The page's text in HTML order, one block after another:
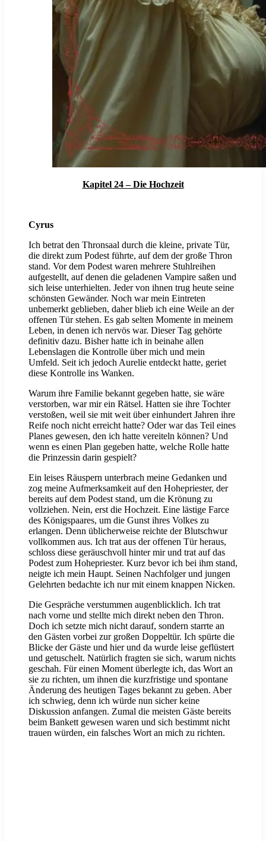
Kapitel 24 – Die Hochzeit
Cyrus
Ich betrat den Thronsaal durch die kleine, private Tür,
die direkt zum Podest führte, auf dem der große Thron
stand. Vor dem Podest waren mehrere Stuhlreihen
aufgestellt, auf denen die geladenen Vampire saßen und
sich leise unterhielten. Jeder von ihnen trug heute seine
schönsten Gewänder. Noch war mein Eintreten
unbemerkt geblieben, daher blieb ich eine Weile an der
offenen Tür stehen. Es gab selten Momente in meinem
Leben, in denen ich nervös war. Dieser Tag gehörte
definitiv dazu. Bisher hatte ich in beinahe allen
Lebenslagen die Kontrolle über mich und mein
Umfeld. Seit ich jedoch Aurelie entdeckt hatte, geriet
diese Kontrolle ins Wanken.
Warum ihre Familie bekannt gegeben hatte, sie wäre
verstorben, war mir ein Rätsel. Hatten sie ihre Tochter
verstoßen, weil sie mit weit über einhundert Jahren ihre
Reife noch nicht erreicht hatte? Oder war das Teil eines
Planes gewesen, den ich hatte vereiteln können? Und
wenn es einen Plan gegeben hatte, welche Rolle hatte
die Prinzessin darin gespielt?
Ein leises Räuspern unterbrach meine Gedanken und
zog meine Aufmerksamkeit auf den Hohepriester, der
bereits auf dem Podest stand, um die Krönung zu
vollziehen. Nein, erst die Hochzeit. Eine lästige Farce
des Königspaares, um die Gunst ihres Volkes zu
erlangen. Denn üblicherweise reichte der Blutschwur
vollkommen aus. Ich trat aus der offenen Tür heraus,
schloss diese geräuschvoll hinter mir und trat auf das
Podest zum Hohepriester. Kurz bevor ich bei ihm stand,
neigte ich mein Haupt. Seinen Nachfolger und jungen
Gelehrten bedachte ich nur mit einem knappen Nicken.
Die Gespräche verstummen augenblicklich. Ich trat
nach vorne und stellte mich direkt neben den Thron.
Doch ich setzte mich nicht darauf, sondern starrte an
den Gästen vorbei zur großen Doppeltür. Ich spürte die
Blicke der Gäste und hier und da wurde leise geflüstert
und getuschelt. Natürlich fragten sie sich, warum nichts
geschah. Für einen Moment überlegte ich, das Wort an
sie zu richten, um ihnen die kurzfristige und spontane
Änderung des heutigen Tages bekannt zu geben. Aber
ich schwieg, denn ich würde nun sicher keine
Diskussion anfangen. Zumal die meisten Gäste bereits
beim Bankett gewesen waren und sich bestimmt nicht
trauen würden, ein falsches Wort an mich zu richten.